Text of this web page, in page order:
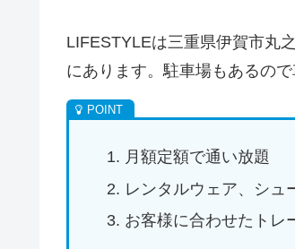
LIFESTYLEは三重県伊賀市丸
にあります。駐車場もあるの
月額定額で通い放題
レンタルウェア、シュ
お客様に合わせたトレ